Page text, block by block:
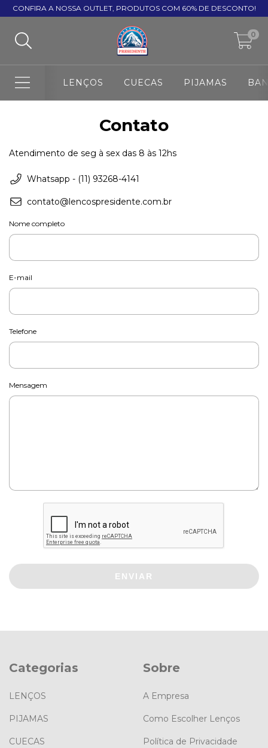
CONFIRA A NOSSA OUTLET, PRODUTOS COM 60% DE DESCONTO!
0
LENÇOS CUECAS PIJAMAS
Contato
Atendimento de seg à sex das 8 às 12hs
Whatsapp - (11) 93268-4141
contato@lencospresidente.com.br
Nome completo
E-mail
Telefone
Mensagem
ENVIAR
Categorias
LENÇOS
PIJAMAS
CUECAS
Sobre
A Empresa
Como Escolher Lenços
Política de Privacidade